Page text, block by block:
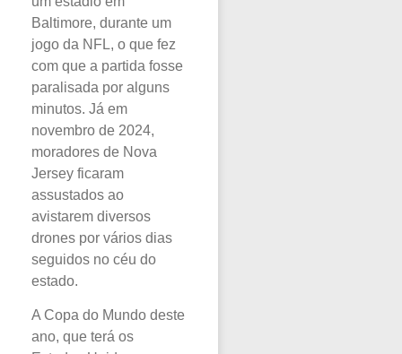
Baltimore, durante um
jogo da NFL, o que fez
com que a partida fosse
paralisada por alguns
minutos. Já em
novembro de 2024,
moradores de Nova
Jersey ficaram
assustados ao
avistarem diversos
drones por vários dias
seguidos no céu do
estado.
A Copa do Mundo deste
ano, que terá os